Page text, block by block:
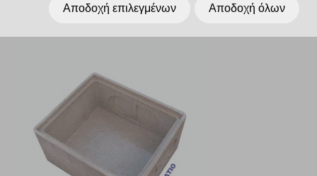
Αποδοχή επιλεγμένων Αποδοχή όλων